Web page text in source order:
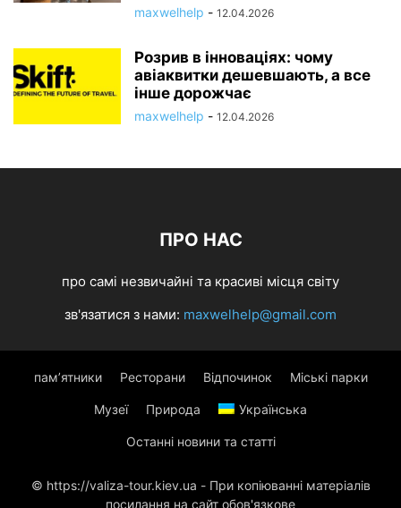
maxwelhelp - 12.04.2026
Розрив в інноваціях: чому
авіаквитки дешевшають, а все
інше дорожчає
maxwelhelp - 12.04.2026
ПРО НАС
про самі незвичайні та красиві місця світу
зв'язатися з нами: maxwelhelp@gmail.com
пам’ятники Ресторани Відпочинок Міські парки
Музеї Природа Українська
Останні новини та статті
© https://valiza-tour.kiev.ua - При копіюванні матеріалів
посилання на сайт обов'язкове